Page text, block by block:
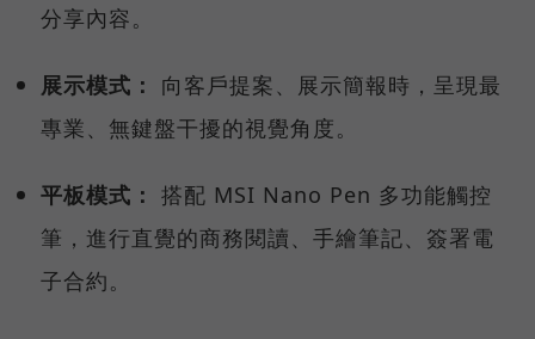
分享內容。
展示模式：
向客戶提案、展示簡報時，呈現最
專業、無鍵盤干擾的視覺角度。
平板模式： 搭配 MSI Nano Pen 多功能觸控
筆，進行直覺的商務閱讀、手繪筆記、簽署電
子合約。